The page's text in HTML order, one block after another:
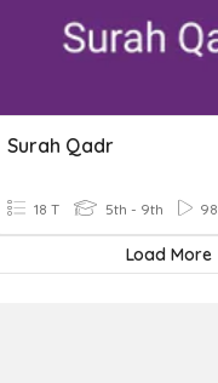
Surah Qadr
18 T 5th - 9th 98
Load More